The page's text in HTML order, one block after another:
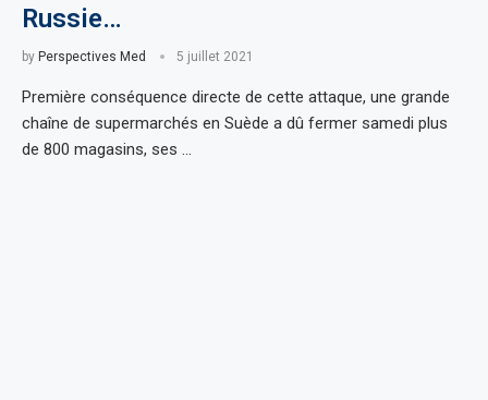
Russie…
by Perspectives Med 5 juillet 2021
Première conséquence directe de cette attaque, une grande
chaîne de supermarchés en Suède a dû fermer samedi plus
de 800 magasins, ses …